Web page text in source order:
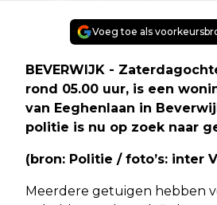
Voeg toe als
BEVERWIJK -
rond 05.00 uur, is een
van Eeghenlaan in
politie is nu op zoek naar
(bron: Politie / foto’s: inter
Meerdere getuigen hebben